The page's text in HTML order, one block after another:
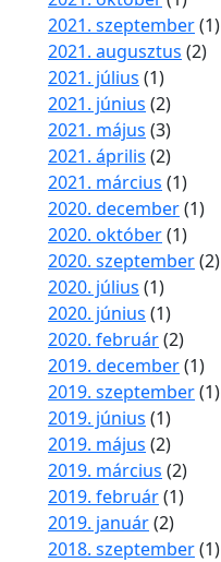
2021. szeptember(1)
2021. augusztus (2)
2021. július (1)
2021. június (2)
2021. május (3)
2021. április (2)
2021. március (1)
2020. december(1)
2020. október(1)
2020. szeptember(2)
2020. július (1)
2020. június (1)
2020. február(2)
2019. december(1)
2019. szeptember(1)
2019. június (1)
2019. május (2)
2019. március (2)
2019. február(1)
2019. január(2)
2018. szeptember(1)